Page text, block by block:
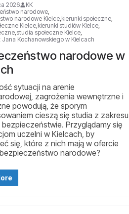
2026
KK
narodowe
narodowe Kielce kierunki społeczne
Kielce kierunki studiów Kielce
studia społeczne Kielce
Jana Kochanowskiego w Kielcach
narodowe w
sytuacji na arenie
zagrożenia wewnętrzne i
powodują, że sporym
cieszą się studia z zakresu
Przyglądamy się
uczelni w Kielcach, by
się, które z nich mają w ofercie
narodowe?